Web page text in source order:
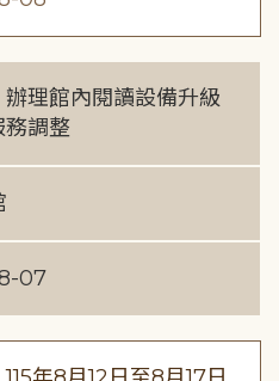
辦理館內閱讀設備升級
務調整
07